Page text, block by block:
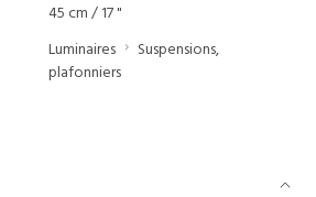
45 cm / 17 "
Luminaires
Suspensions,
plafonniers